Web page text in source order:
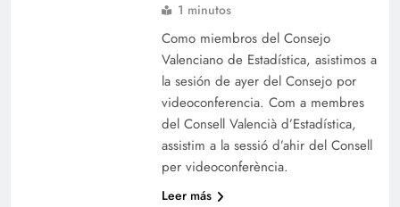
1 minutos
Como miembros del Consejo
Valenciano de Estadística, asistimos a
la sesión de ayer del Consejo por
videoconferencia. Com a membres
del Consell Valencià d’Estadística,
assistim a la sessió d’ahir del Consell
per videoconferència.
Leer más